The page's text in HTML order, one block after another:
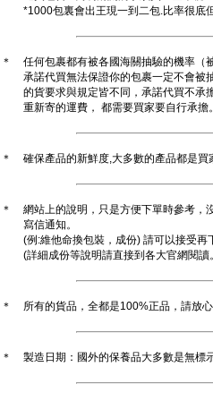
*1000包裏會出王現一到二包.比率很底
＊
任何包裹都有被各國海關抽驗的機率（
承諾代買無法保證你的包裹一定不會被
的貨要求與規定皆不同，承諾代買不承
重新寄的運費， 都需要買家要自行承擔
＊ 確保產品的新鮮度,大多數的產品都是
＊
網站上的說明，只是方便下單時參考，
寫信通知。
(例:維他命換包裝，成份) 請可以接受再
(詳細成份等說明請直接到各大官網閱讀
＊ 所有的貨品，全都是100%正品，請放
＊ 製造日期：國外的保養品大多數是無標